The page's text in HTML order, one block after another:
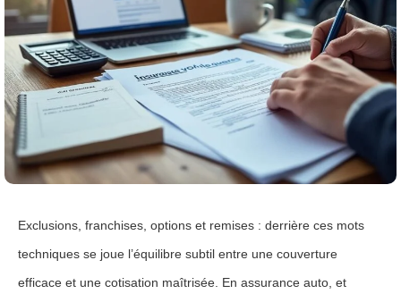
Exclusions, franchises, options et remises : derrière ces mots
techniques se joue l’équilibre subtil entre une couverture
efficace et une cotisation maîtrisée. En assurance auto, et